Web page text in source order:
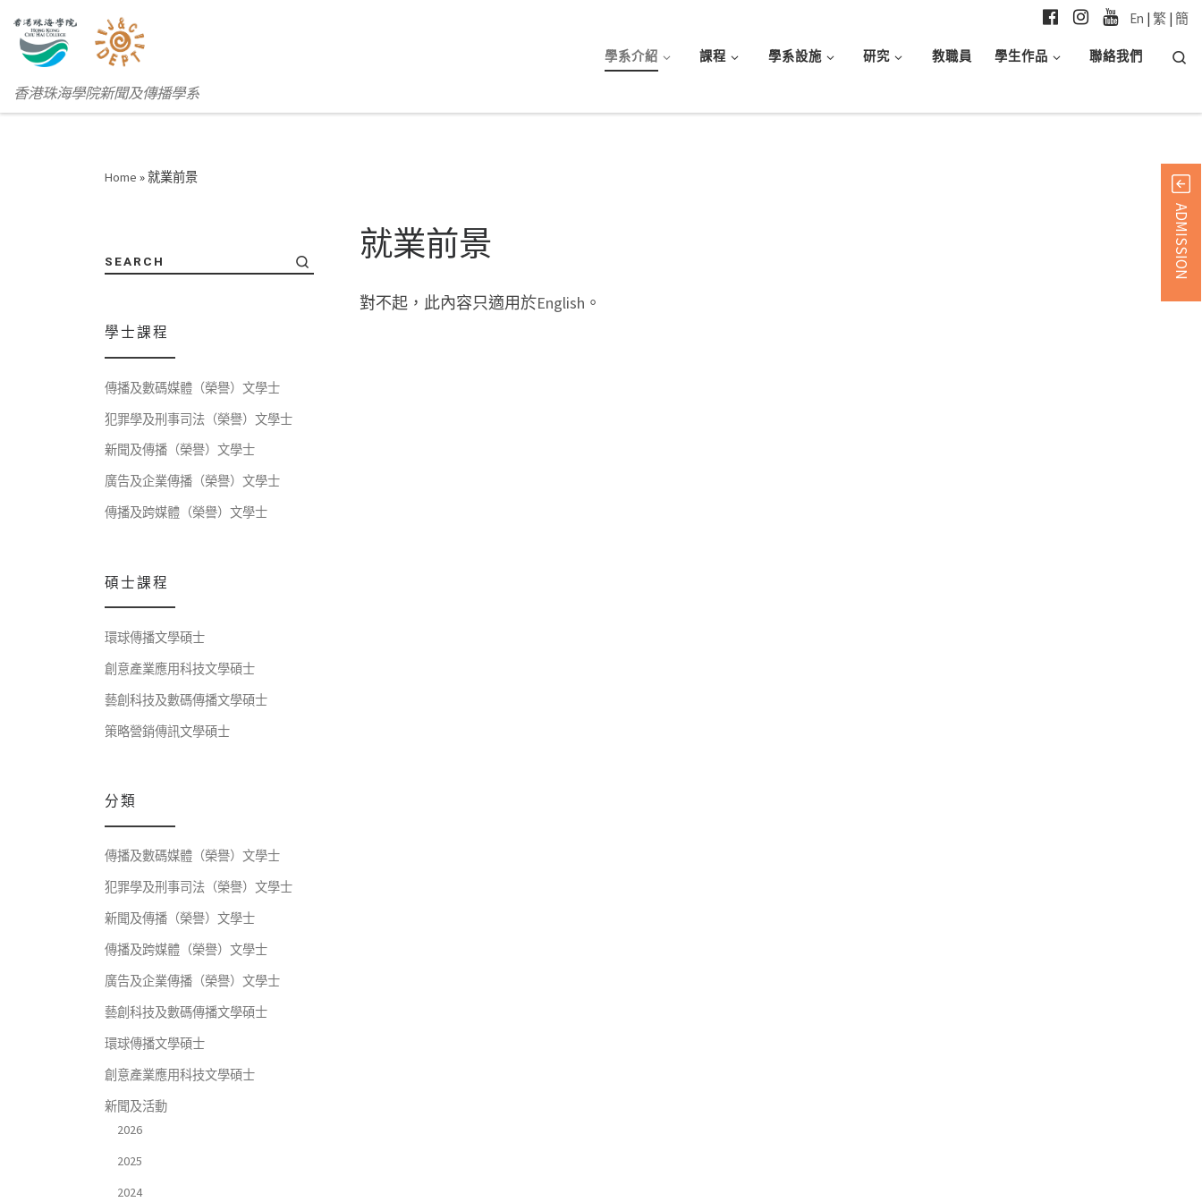
香港珠海學院新聞及傳播學系
學系介紹 課程 學系設施 研究 教職員 學生作品 聯絡我們
En | 繁 | 簡
Home »就業前景
就業前景
對不起，此內容只適用於English 。
SEARCH
學士課程
傳播及數碼媒體（榮譽）文學士
犯罪學及刑事司法（榮譽）文學士
新聞及傳播（榮譽）文學士
廣告及企業傳播（榮譽）文學士
傳播及跨媒體（榮譽）文學士
碩士課程
環球傳播文學碩士
創意產業應用科技文學碩士
藝創科技及數碼傳播文學碩士
策略營銷傳訊文學碩士
分類
傳播及數碼媒體（榮譽）文學士
犯罪學及刑事司法（榮譽）文學士
新聞及傳播（榮譽）文學士
傳播及跨媒體（榮譽）文學士
廣告及企業傳播（榮譽）文學士
藝創科技及數碼傳播文學碩士
環球傳播文學碩士
創意產業應用科技文學碩士
新聞及活動
2026
2025
2024
ADMISSION